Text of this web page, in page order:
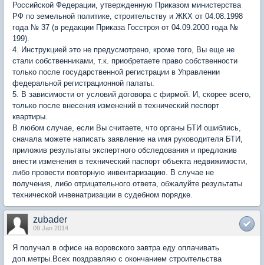
Российской Федерации, утвержденную Приказом министерства
РФ по земельной политике, строительству и ЖКХ от 04.08.1998
года № 37 (в редакции Приказа Госстроя от 04.09.2000 года №
199).
4. Инструкцией это не предусмотрено, кроме того, Вы еще не
стали собственниками, т.к. приобретаете право собственности
только после государственной регистрации в Управлении
федеральной регистрационной палаты.
5. В зависимости от условий договора с фирмой. И, скорее всего,
только после внесения изменений в технический песпорт
квартиры.
В любом случае, если Вы считаете, что органы БТИ ошиблись,
сначала можете написать заявление на имя руководителя БТИ,
приложив результаты экспертного обследования и предложив
внести изменения в технический паспорт объекта недвижимости,
либо провести повторную инвентаризацию. В случае не
получения, либо отрицательного ответа, обжалуйте результаты
технической инвенатризации в судебном порядке.
zubader
09 Jan 2014
Я получал в офисе на воровского завтра еду оплачивать
доп.метры.Всех поздравляю с окончанием строительства